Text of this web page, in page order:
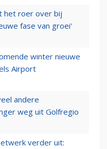
het roer over bij
fase van groei'
winter nieuwe
Airport
andere
weg uit Golfregio
verder uit: